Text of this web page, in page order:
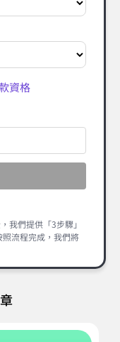
資格
我們提供「3步驟」
流程完成，我們將